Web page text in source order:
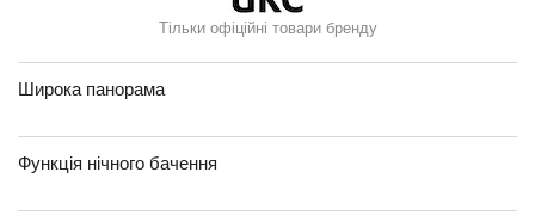
Тільки офіційні товари бренду
Широка панорама
Функція нічного бачення